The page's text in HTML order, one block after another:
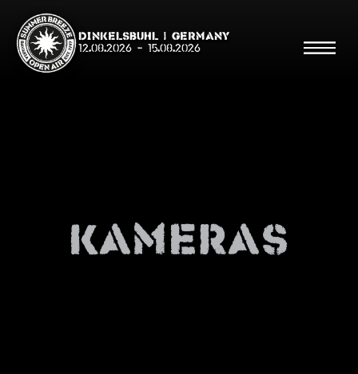
Dinkelsbühl | Germany
12.08.2026 - 15.08.2026
Shopkameras